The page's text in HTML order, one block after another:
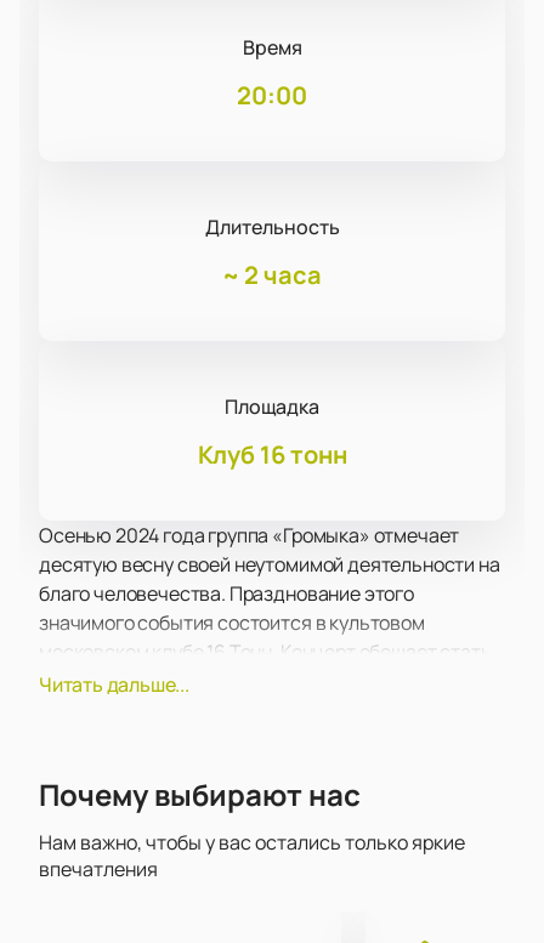
Время
20:00
Длительность
~ 2 часа
Площадка
Клуб 16 тонн
Осенью 2024 года группа «Громыка» отмечает
десятую весну своей неутомимой деятельности на
благо человечества. Празднование этого
значимого события состоится в культовом
московском клубе 16 Тонн. Концерт обещает стать
ярким и запоминающимся событием для всех
в себе элементы рока, панка и пост-панка, что
незабываемым. В этот вечер зрители смогут
насладиться как уже полюбившимися хитами, так и
Читать дальше...
Почему выбирают нас
Нам важно, чтобы у вас остались только яркие
впечатления